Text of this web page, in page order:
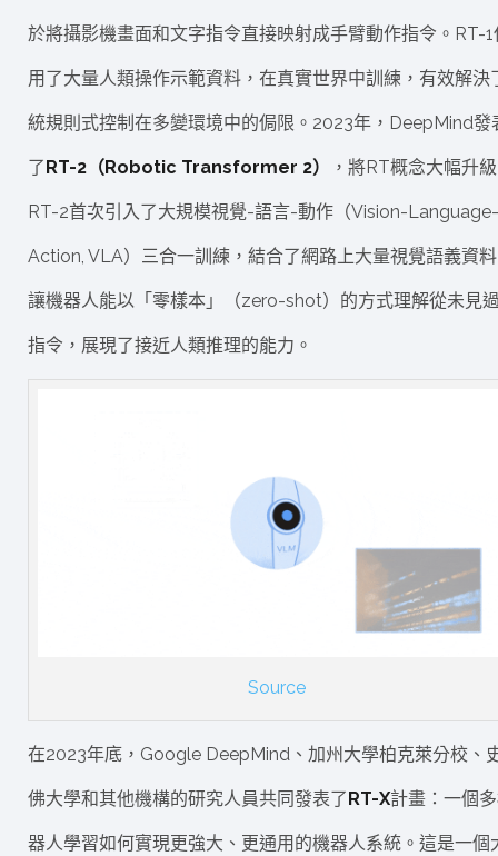
於將攝影機畫面和文字指令直接映射成手臂動作指令。RT-1
用了大量人類操作示範資料，在真實世界中訓練，有效解決
統規則式控制在多變環境中的侷限。2023年，DeepMind發
了RT-2（Robotic Transformer 2） ，將RT概念大幅升
RT-2首次引入了大規模視覺-語言-動作（Vision-Language-
Action, VLA）三合一訓練，結合了網路上大量視覺語義資
讓機器人能以「零樣本」（zero-shot）的方式理解從未見
指令，展現了接近人類推理的能力。
Source
在2023年底，Google DeepMind、加州大學柏克萊分校、
佛大學和其他機構的研究人員共同發表了 RT-X計畫：一個
器人學習如何實現更強大、更通用的機器人系統。這是一個